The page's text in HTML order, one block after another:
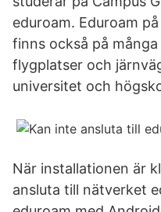
eduroam. Eduroam
finns också på
flygplatser och
universitet och
När installationen är
ansluta till nätverket